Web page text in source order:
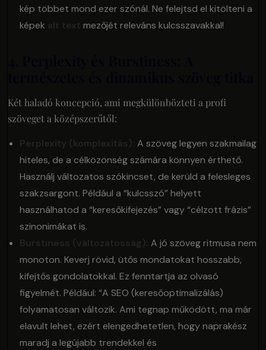
kép többet mond ezer szónál. Ne felejtsd el kitölteni a
képek
mezőjét releváns kulcsszavakkal!
Két haladó koncepció, ami megkülönbözteti a profi
szöveget a középszerűtől:
Perplexity (komplexitás): A szöveg legyen szakmailag
hiteles, de a célközönség számára könnyen érthető.
Használj változatos szókincset, de kerüld a felesleges
szakzsargont. Például a “kulcsszó” helyett
használhatod a “keresőkifejezés” vagy “célzott frázis”
szinonimákat is.
Burstiness (változatosság): A jó szöveg ritmusa nem
monoton. Keverj rövid, ütős mondatokat hosszabb,
kifejtős gondolatokkal. Ez fenntartja az olvasó
figyelmét. Például: “A SEO (keresőoptimalizálás)
folyamatosan változik. Ami tegnap működött, ma már
elavult lehet, ezért elengedhetetlen, hogy naprakész
maradj a legújabb trendekkel és